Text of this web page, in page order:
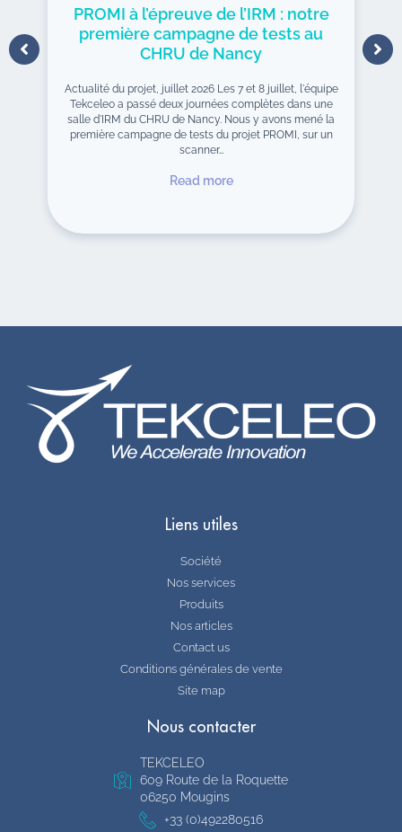
PROMI à l’épreuve de l’IRM : notre
première campagne de tests au
CHRU de Nancy
Actualité du projet, juillet 2026 Les 7 et 8 juillet, l'équipe
Tekceleo a passé deux journées complètes dans une
salle d'IRM du CHRU de Nancy. Nous y avons mené la
première campagne de tests du projet PROMI, sur un
scanner…
Read more
Liens utiles
Société
Nos services
Produits
Nos articles
Contact us
Conditions générales de vente
Site map
Nous contacter
TEKCELEO
609 Route de la Roquette
06250 Mougins
+33 (0)492280516